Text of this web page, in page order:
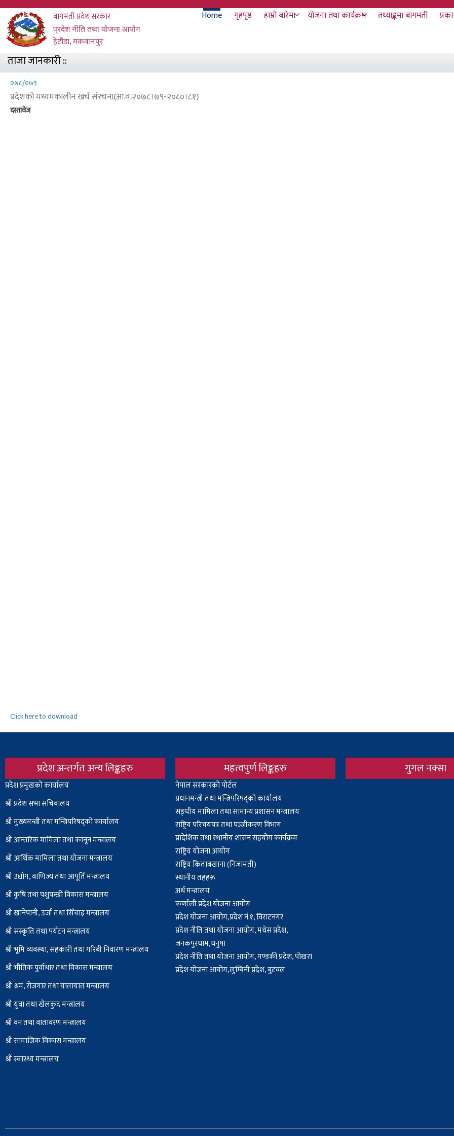
Skip
main
content
बागमती प्रदेश सरकार
प्रदेश नीति तथा योजना आयोग
हेटौंडा, मकवानपुर
मुख्य
Home गृहपृष्ठ हाम्रो बारेमा योजना तथा कार्यक्रम तथ्याङ्कमा बागमती
ताजा जानकारी ::
०७८/०७९
प्रदेशको मध्यमकालीन खर्च संरचना(आ.व.२०७८।७९-२०८०।८१)
दस्तावेज
Click here to download
प्रदेश अन्तर्गत अन्य लिङ्कहरु
Body
प्रदेश प्रमुखको कार्यालय
श्री प्रदेश सभा सचिवालय
श्रीमुख्यमन्त्री तथा मन्त्रिपरिषद्को कार्यालय
श्री आन्तरिक मामिला तथा कानून मन्त्रालय
श्री आर्थिक मामिला तथा योजना मन्त्रालय
श्री उद्योग, वाणिज्य तथा आपूर्ति मन्त्रालय
श्री कृषि तथा पशुपन्छी विकास मन्त्रालय
श्री खानेपानी, उर्जा तथा सिँचाइ मन्त्रालय
श्री संस्कृति तथा पर्यटन मन्त्रालय
श्री भूमि व्यवस्था, सहकारी तथा गरिबी निवारण मन्त्रालय
श्री भौतिक पुर्वाधार तथा विकास मन्त्रालय
श्री श्रम, रोजगार तथा यातायात मन्त्रालय
श्री युवा तथा खेलकुद मन्त्रालय
श्री वन तथा वातावरण मन्त्रालय
श्री सामाजिक विकास मन्त्रालय
श्री स्वास्थ्य मन्त्रालय
महत्वपुर्ण लिङ्कहरु
Body
नेपाल सरकारको पोर्टल
प्रधानमन्त्री तथा मन्त्रिपरिषद्को कार्यालय
सङ्घीय मामिला तथा सामान्य प्रशासन मन्त्रालय
राष्ट्रिय परिचयपत्र तथा पञ्‍जीकरण विभाग
प्रादेशिक तथा स्थानीय शासन सहयोग कार्यक्रम
राष्ट्रिय योजना आयोग
राष्ट्रिय किताबखाना (निजामती)
स्थानीय तहहरू
अर्थ मन्त्रालय
कर्णाली प्रदेश योजना आयोग
प्रदेश योजना आयोग,प्रदेश नं.१, विराटनगर
प्रदेश नीति तथा योजना आयोग, मधेस प्रदेश,
जनकपुरधाम,धनुषा
प्रदेश नीति तथा योजना आयोग, गण्डकी प्रदेश, पोखरा
प्रदेश योजना आयोग,लुम्बिनी प्रदेश, बुटवल
गुगल नक्सा